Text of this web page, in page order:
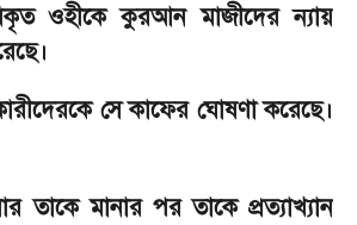
ওহীকে কুরআন মাজীদের ন্যায়
সে কাফের ঘোষণা করেছে।
মানার পর তাকে প্রত্যাখ্যান